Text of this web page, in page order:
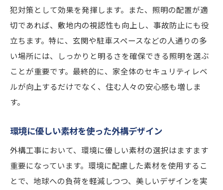
犯対策として効果を発揮します。また、照明の配置が適
切であれば、敷地内の視認性も向上し、事故防止にも役
立ちます。特に、玄関や駐車スペースなどの人通りの多
い場所には、しっかりと明るさを確保できる照明を選ぶ
ことが重要です。最終的に、家全体のセキュリティレベ
ルが向上するだけでなく、住む人々の安心感も増しま
す。
環境に優しい素材を使った外構デザイン
外構工事において、環境に優しい素材の選択はますます
重要になっています。環境に配慮した素材を使用するこ
とで、地球への負荷を軽減しつつ、美しいデザインを実